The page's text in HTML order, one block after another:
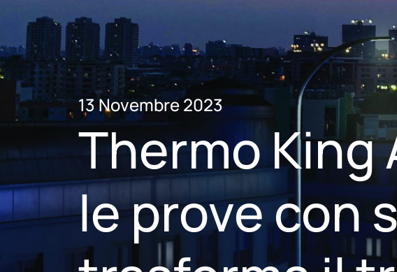
13 Novembre 2023
Thermo King
le prove con